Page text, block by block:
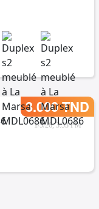
3.000 TND
1/5/26, 3:53 PM